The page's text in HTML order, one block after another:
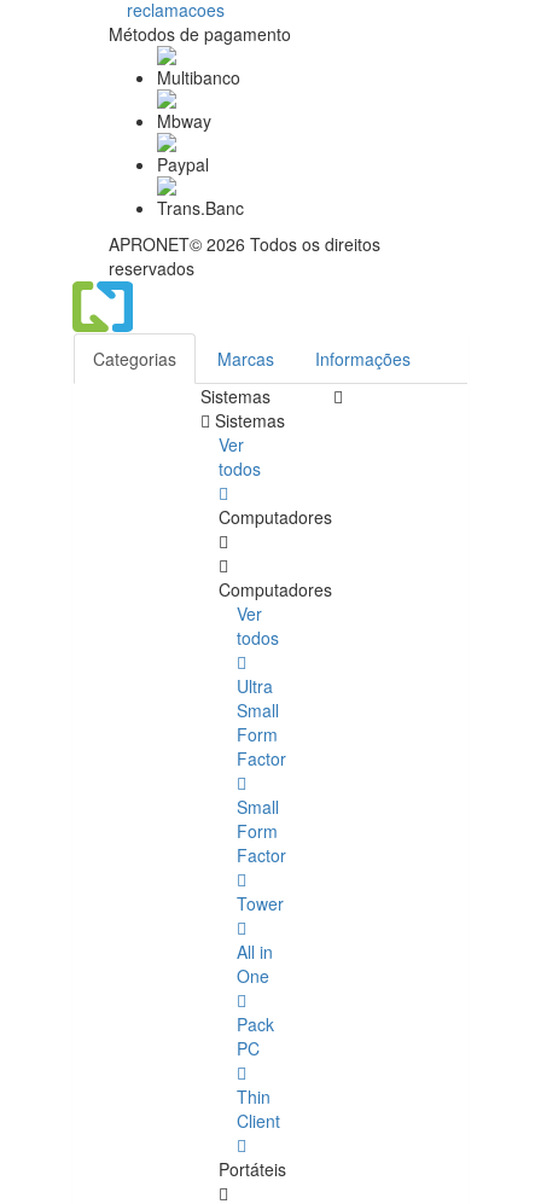
Métodos de pagamento
APRONET© 2026 Todos os direitos
reservados
Categorias Marcas
Informações
Sistemas
Sistemas
Ver
todos
Computadores
Computadores
Ver
todos
Ultra
Small
Form
Factor
Small
Form
Factor
Tower
All in
One
Pack
PC
Thin
Client
Portáteis